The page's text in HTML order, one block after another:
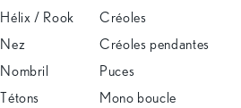
Hélix / Rook
Nez
Nombril
Tétons
Créoles
Créoles pendantes
Puces
Mono boucle